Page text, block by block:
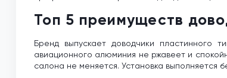
Топ 5 преимуществ
Бренд выпускает доводчики пластинного
авиационного алюминия не ржавеет и
салона не меняется. Установка выполняется